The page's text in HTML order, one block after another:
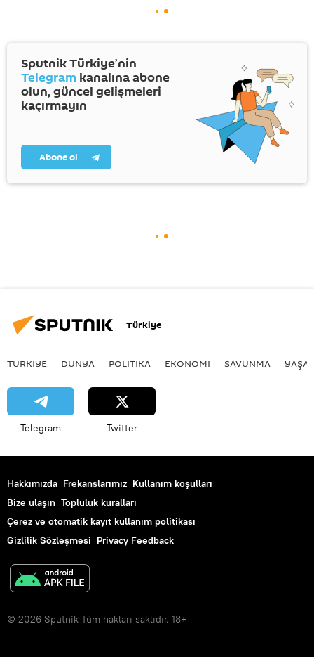
Sputnik Türkiye’nin
Telegram kanalına abone
olun, güncel gelişmeleri
kaçırmayın
Abone ol
Türkiye
TÜRKIYE DÜNYA POLİTİKA EKONOMİ SAVUNMA
Telegram Twitter
Hakkımızda Frekanslarımız Kullanım koşulları
Bize ulaşın Topluluk kuralları
Çerez ve otomatik kayıt kullanım politikası
Gizlilik Sözleşmesi Privacy Feedback
© 2026 Sputnik Tüm hakları saklıdır. 18+